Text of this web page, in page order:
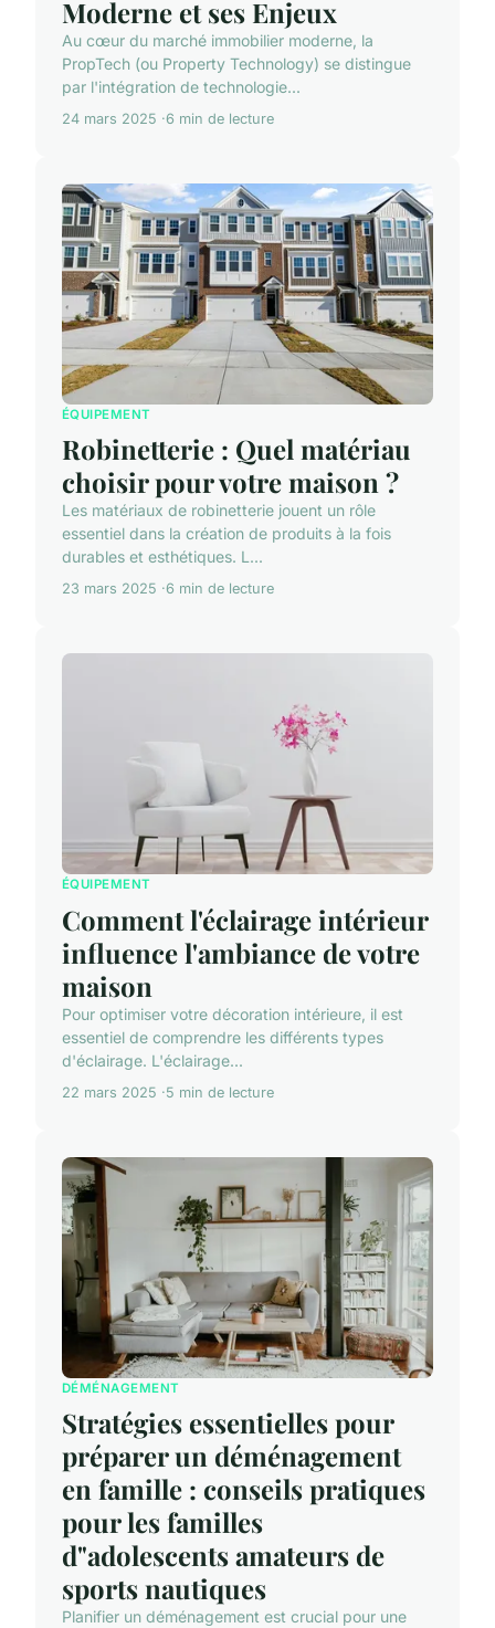
Moderne et ses Enjeux
Au cœur du marché immobilier moderne, la
PropTech (ou Property Technology) se distingue
par l'intégration de technologie...
24 mars 2025 6 min de lecture
ÉQUIPEMENT
Robinetterie : Quel matériau
choisir pour votre maison ?
Les matériaux de robinetterie jouent un rôle
essentiel dans la création de produits à la fois
durables et esthétiques. L...
23 mars 2025 6 min de lecture
ÉQUIPEMENT
Comment l'éclairage intérieur
influence l'ambiance de votre
maison
Pour optimiser votre décoration intérieure, il est
essentiel de comprendre les différents types
d'éclairage. L'éclairage...
22 mars 2025 5 min de lecture
DÉMÉNAGEMENT
Stratégies essentielles pour
préparer un déménagement
en famille : conseils pratiques
pour les familles
d"adolescents amateurs de
sports nautiques
Planifier un déménagement est crucial pour une